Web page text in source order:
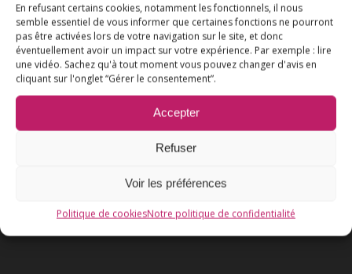
En refusant certains cookies, notamment les fonctionnels, il nous
semble essentiel de vous informer que certaines fonctions ne pourront
pas être activées lors de votre navigation sur le site, et donc
éventuellement avoir un impact sur votre expérience. Par exemple : lire
une vidéo. Sachez qu'à tout moment vous pouvez changer d'avis en
cliquant sur l'onglet “Gérer le consentement”.
Accepter
Refuser
Voir les préférences
Politique de cookiesNotre politique de confidentialité
E3M interpelle le Ministre de la Santé
Vaccination HPV – FAQ
Chronologie
NANTES19 sept